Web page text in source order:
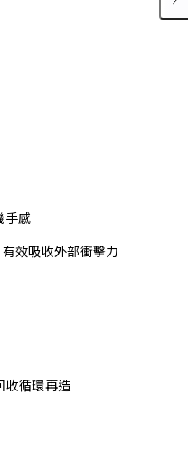
手感
效吸收外部衝擊力
收循環再造